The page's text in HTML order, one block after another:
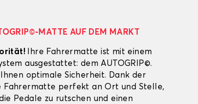
MATTE AUF DEM MARKT
Ihre Fahrermatte ist mit einem
ausgestattet: dem AUTOGRIP©.
optimale Sicherheit. Dank der
perfekt an Ort und Stelle,
Pedale zu rutschen und einen